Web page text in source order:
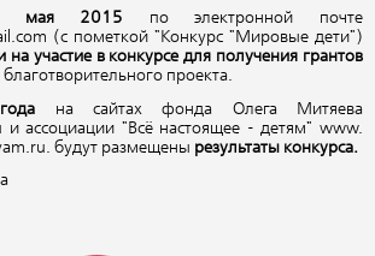
2015 по электронной почте
(с пометкой "Конкурс "Мировые дети")
на участие в конкурсе для получения грантов
проекта.
на сайтах фонда Олега Митяева
ассоциации "Всё настоящее - детям" www.
будут размещены результаты конкурса.